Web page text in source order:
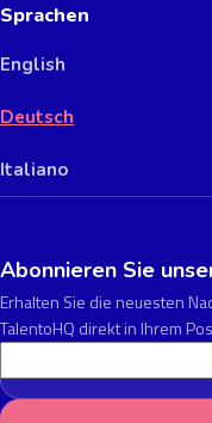
Sprachen
English
Deutsch
Italiano
Abonnieren Sie
Erhalten Sie die neuesten
TalentoHQ direkt in Ihrem